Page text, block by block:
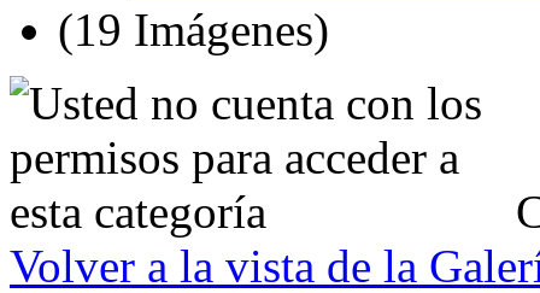
(19 Imágenes)
Volver a la vista de la